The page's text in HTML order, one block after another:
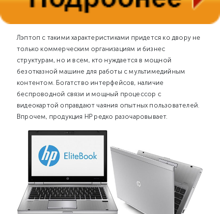
Лэптоп с такими характеристиками придется ко двору не
только коммерческим организациям и бизнес
структурам, но и всем, кто нуждается в мощной
безотказной машине для работы с мультимедийным
контентом. Богатство интерфейсов, наличие
беспроводной связи и мощный процессор с
видеокартой оправдают чаяния опытных пользователей.
Впрочем, продукция HP редко разочаровывает.